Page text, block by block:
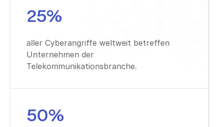
25%
aller Cyberangriffe weltweit betreffen
Unternehmen der
Telekommunikationsbranche.
50%